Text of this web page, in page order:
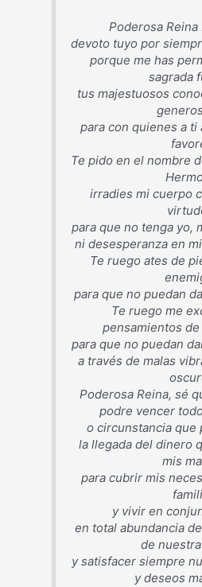
Poderosa Reina
devoto tuyo por
porque me has
sagrada
tus majestuosos
para con quienes a ti
Te pido en el nombre
irradies mi cuerpo
para que no tenga yo,
ni desesperanza en
Te ruego ates de
para que no puedan
Te ruego me
pensamientos
para que no puedan
a través de malas
Poderosa Reina, sé
podre vencer
o circunstancia que
la llegada del dinero
mis
para cubrir mis
y vivir en
en total abundancia
de
y satisfacer siempre
y deseos